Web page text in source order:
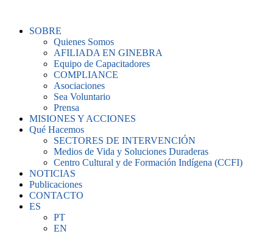
contenidoSOBRE
Quienes Somos
AFILIADA EN GINEBRA
Equipo de Capacitadores
COMPLIANCE
Asociaciones
Sea Voluntario
Prensa
MISIONES Y ACCIONES
Qué Hacemos
SECTORES DE INTERVENCIÓN
Medios de Vida y Soluciones Duraderas
Centro Cultural y de Formación Indígena (CCFI)
NOTICIAS
Publicaciones
CONTACTO
ES
PT
EN